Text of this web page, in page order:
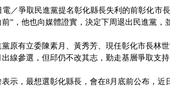
爭取民進黨提名彰化縣長失利的前彰化市長
”，他也向媒體證實，決定下周退出民進黨，
有立委陳素月、黃秀芳、現任彰化市長林
線參選，但邱仍不改其志，勤走基層爭取支持
，最想選彰化縣長，會在8月底前公布，近